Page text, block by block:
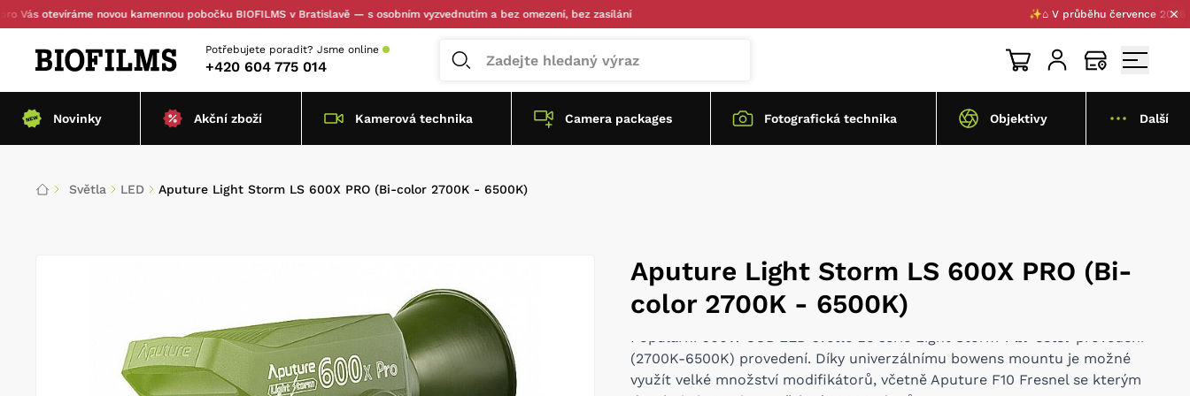
otevíráme novou kamennou pobočku BIOFILMS v Bratislavě — s osobním vyzvednutím a bez omezení, bez zasílání ✨⌂ V průběhu července 2026 pro
Potřebujete poradit? Jsme online
+420 604 775 014
Novinky Akční zboží Kamerová technika Camera packages Fotografická technika Objektivy Další
Světla LED Aputure Light Storm LS 600X PRO (Bi-color 2700K - 6500K)
Aputure Light Storm LS 600X PRO (Bi-
color 2700K - 6500K)
Populární 600W COB LED světlo ze série Light Storm v bi-color provedení
(2700K-6500K) provedení. Díky univerzálnímu bowens mountu je možné
využít velké množství modifikátorů, včetně Aputure F10 Fresnel se kterým